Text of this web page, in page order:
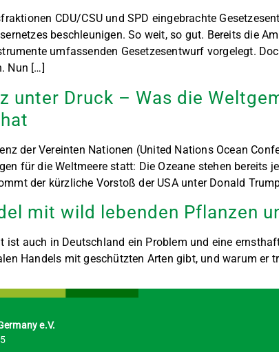
CDU/CSU und SPD eingebrachte
beschleunigen. So weit, so gut. Bereits die
umfassenden Gesetzesentwurf vorgelegt.
Nun […]
unter Druck – Was die
der Vereinten Nationen (United Nations Ocean
für die Weltmeere statt: Die Ozeane stehen
der kürzliche Vorstoß der USA unter Donald
mit wild lebenden Pflanzen
auch in Deutschland ein Problem und eine
Handels mit geschützten Arten gibt, und warum er
e.V.